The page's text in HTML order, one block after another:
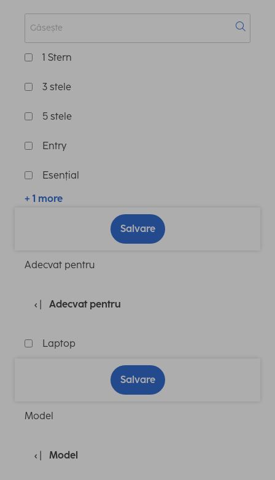
1 Stern
3 stele
5 stele
Entry
Esențial
+ 1 more
Salvare
Adecvat pentru
Adecvat pentru
Laptop
Salvare
Model
Model